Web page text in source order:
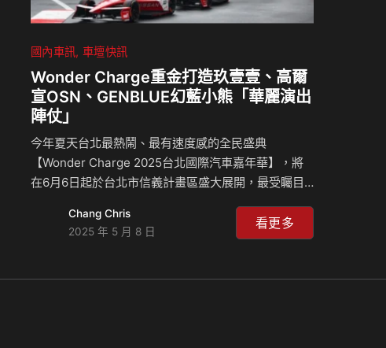
國內車訊 車壇快訊
Wonder Charge重金打造玖壹壹、高爾
宣OSN、GENBLUE幻藍小熊「華麗演出
陣仗」
今年夏天台北最熱鬧、最有速度感的全民盛典
【Wonder Charge 2025台北國際汽車嘉年華】，將
在6月6日起於台北市信義計畫區盛大展開，最受矚目
「世界電動方程式賽車Showrun」，自從活動宣布以
來網友在各大社群平台熱議不斷，早鳥票優惠限時至
街變身超能城市賽道，全球矚目的電動賽車系列首度來
Chang Chris
2025 年 5 月 8 日
看更多